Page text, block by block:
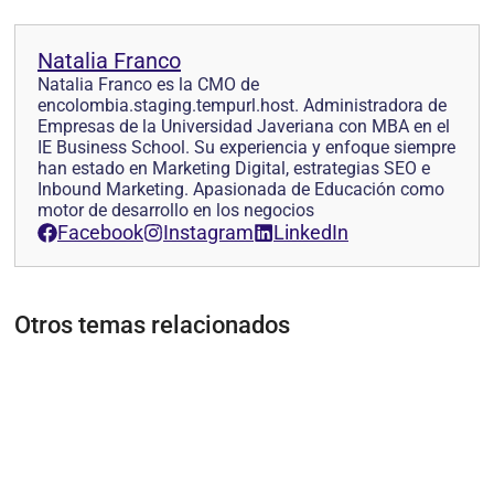
Natalia Franco
Natalia Franco es la CMO de
encolombia.staging.tempurl.host. Administradora de
Empresas de la Universidad Javeriana con MBA en el
IE Business School. Su experiencia y enfoque siempre
han estado en Marketing Digital, estrategias SEO e
Inbound Marketing. Apasionada de Educación como
motor de desarrollo en los negocios
Facebook Instagram LinkedIn
Otros temas relacionados